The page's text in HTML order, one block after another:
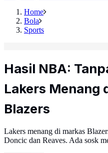
Home
Bola
Sports
Hasil NBA:
Lakers Menang
Blazers
Lakers menang di markas
Doncic dan Reaves. Ada sosk